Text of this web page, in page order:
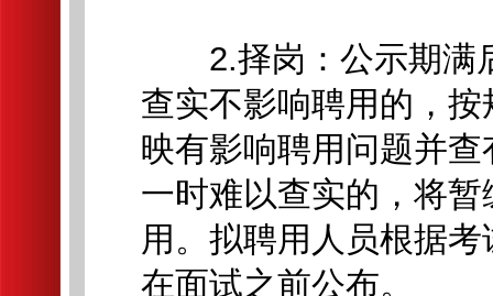
2.择岗：公示期满
查实不影响聘用的，
映有影响聘用问题并
一时难以查实的，将
用。拟聘用人员根据
在面试之前公布。